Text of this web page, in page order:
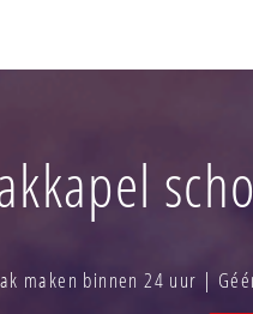
maken binnen 24 uur |